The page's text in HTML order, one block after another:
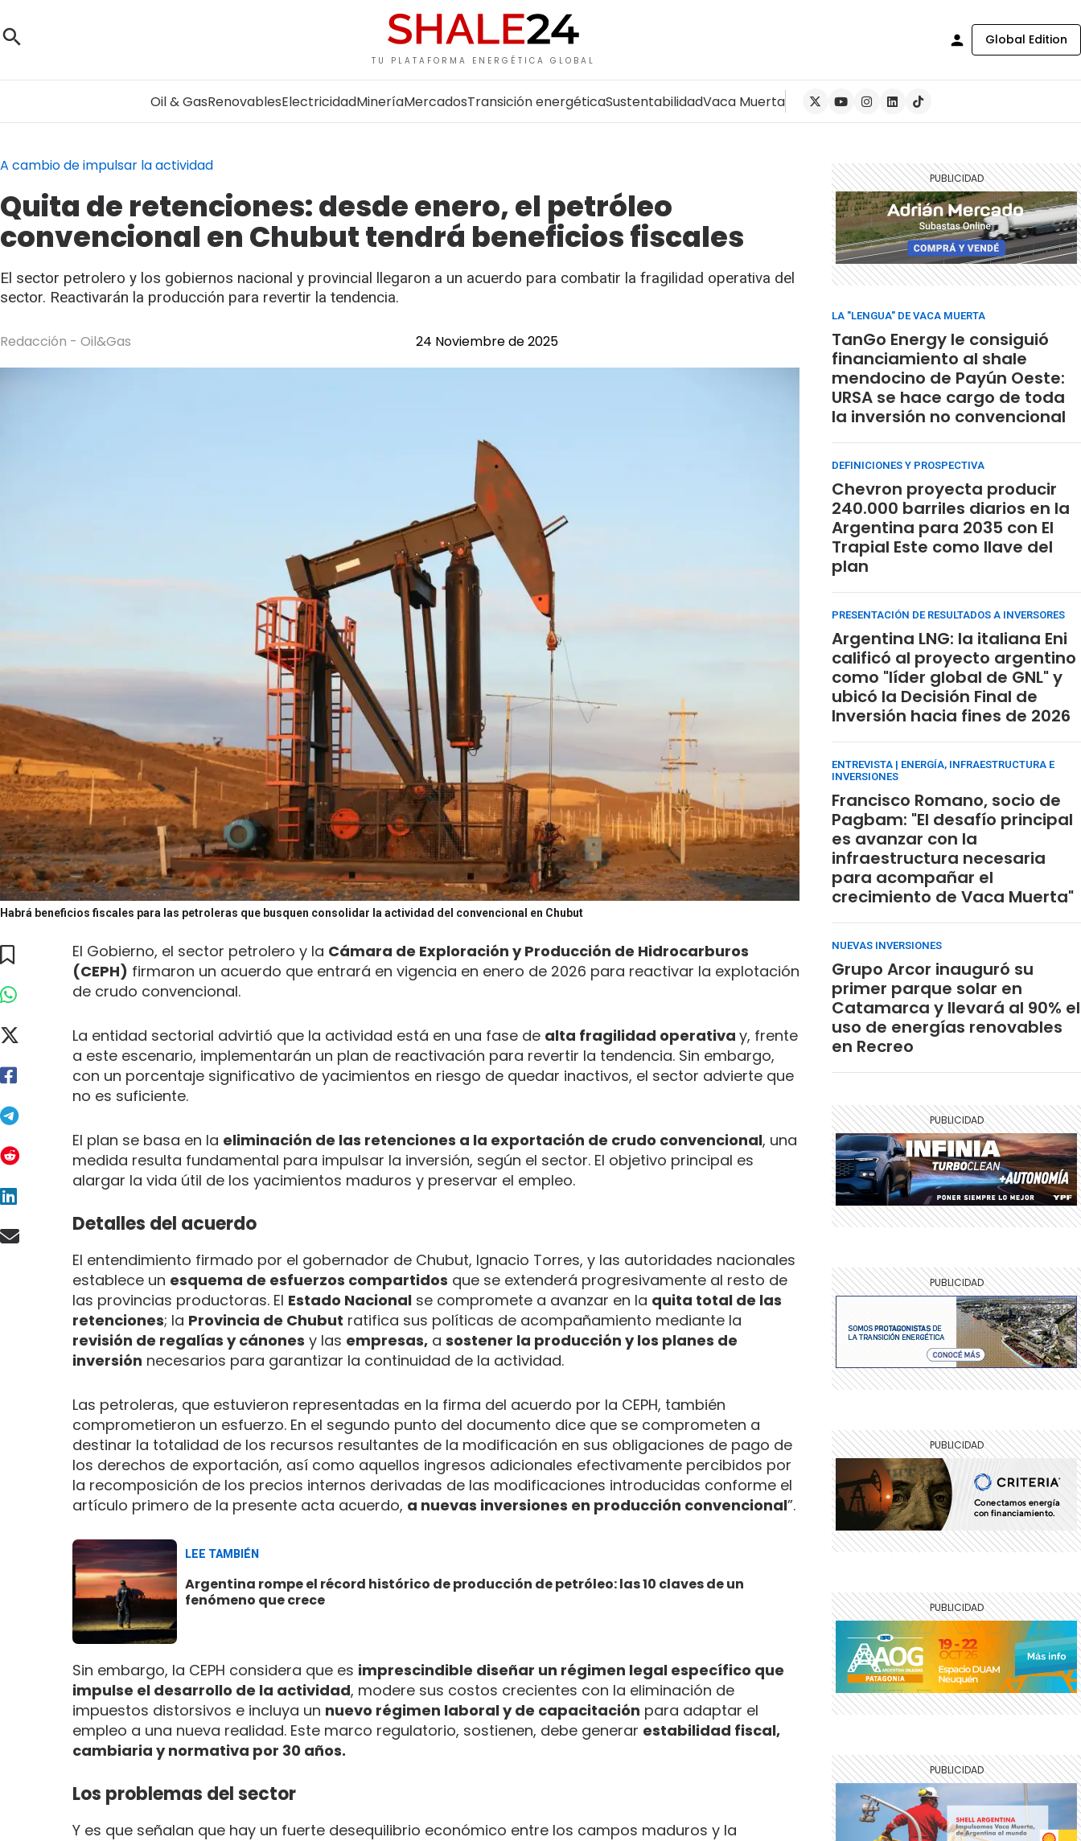
TU PLATAFORMA ENERGÉTICA GLOBAL
Global Edition
Oil & GasRenovablesElectricidadMineríaMercadosTransición energéticaSustentabilidadVaca Muerta
A cambio de impulsar la actividad
Quita de retenciones: desde enero, el petróleo
convencional en Chubut tendrá beneficios fiscales
El sector petrolero y los gobiernos nacional y provincial llegaron a un acuerdo para combatir la fragilidad operativa del
sector. Reactivarán la producción para revertir la tendencia.
Redacción - Oil&Gas 24 Noviembre de 2025
Habrá beneficios fiscales para las petroleras que busquen consolidar la actividad del convencional en Chubut
El Gobierno, el sector petrolero y la Cámara de Exploración y Producción de Hidrocarburos
(CEPH) firmaron un acuerdo que entrará en vigencia en enero de 2026 para reactivar la explotación
de crudo convencional.
La entidad sectorial advirtió que la actividad está en una fase de alta fragilidad operativa y, frente
a este escenario, implementarán un plan de reactivación para revertir la tendencia. Sin embargo,
con un porcentaje significativo de yacimientos en riesgo de quedar inactivos, el sector advierte que
no es suficiente.
El plan se basa en la eliminación de las retenciones a la exportación de crudo convencional, una
medida resulta fundamental para impulsar la inversión, según el sector. El objetivo principal es
alargar la vida útil de los yacimientos maduros y preservar el empleo.
Detalles del acuerdo
El entendimiento firmado por el gobernador de Chubut, Ignacio Torres, y las autoridades nacionales
establece un esquema de esfuerzos compartidos que se extenderá progresivamente al resto de
las provincias productoras. El Estado Nacional se compromete a avanzar en la quita total de las
retenciones; la Provincia de Chubut ratifica sus políticas de acompañamiento mediante la
revisión de regalías y cánones y las empresas, a sostener la producción y los planes de
inversión necesarios para garantizar la continuidad de la actividad.
Las petroleras, que estuvieron representadas en la firma del acuerdo por la CEPH, también
comprometieron un esfuerzo. En el segundo punto del documento dice que se comprometen a
destinar la totalidad de los recursos resultantes de la modificación en sus obligaciones de pago de
los derechos de exportación, así como aquellos ingresos adicionales efectivamente percibidos por
la recomposición de los precios internos derivadas de las modificaciones introducidas conforme el
artículo primero de la presente acta acuerdo, a nuevas inversiones en producción convencional”.
LEE TAMBIÉN
Argentina rompe el récord histórico de producción de petróleo: las 10 claves de un
fenómeno que crece
Sin embargo, la CEPH considera que es imprescindible diseñar un régimen legal específico que
impulse el desarrollo de la actividad, modere sus costos crecientes con la eliminación de
impuestos distorsivos e incluya un nuevo régimen laboral y de capacitación para adaptar el
empleo a una nueva realidad. Este marco regulatorio, sostienen, debe generar estabilidad fiscal,
cambiaria y normativa por 30 años.
Los problemas del sector
Y es que señalan que hay un fuerte desequilibrio económico entre los campos maduros y la
LA "LENGUA" DE VACA MUERTA
TanGo Energy le consiguió
financiamiento al shale
mendocino de Payún Oeste:
URSA se hace cargo de toda
la inversión no convencional
DEFINICIONES Y PROSPECTIVA
Chevron proyecta producir
240.000 barriles diarios en la
Argentina para 2035 con El
Trapial Este como llave del
plan
PRESENTACIÓN DE RESULTADOS A INVERSORES
Argentina LNG: la italiana Eni
calificó al proyecto argentino
como "líder global de GNL" y
ubicó la Decisión Final de
Inversión hacia fines de 2026
ENTREVISTA | ENERGÍA, INFRAESTRUCTURA E
INVERSIONES
Francisco Romano, socio de
Pagbam: "El desafío principal
es avanzar con la
infraestructura necesaria
para acompañar el
crecimiento de Vaca Muerta"
NUEVAS INVERSIONES
Grupo Arcor inauguró su
primer parque solar en
Catamarca y llevará al 90% el
uso de energías renovables
en Recreo